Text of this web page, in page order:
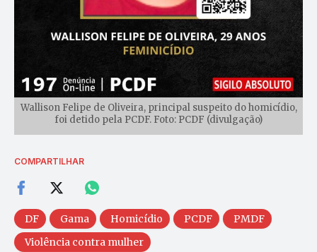
Wallison Felipe de Oliveira, principal suspeito do homicídio,
foi detido pela PCDF. Foto: PCDF (divulgação)
COMPARTILHAR
DF Gama Homicídio PCDF
PMDF
Violência contra mulher